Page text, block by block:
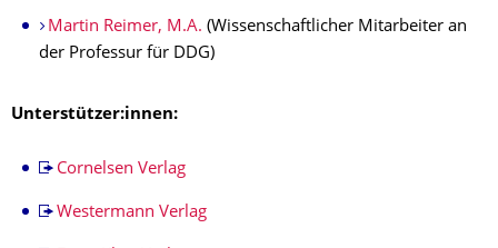
Martin Reimer, M.A. (Wissenschaftlicher Mitarbeiter an
der Professur für DDG)
Unterstützer:innen:
Cornelsen Verlag
Westermann Verlag